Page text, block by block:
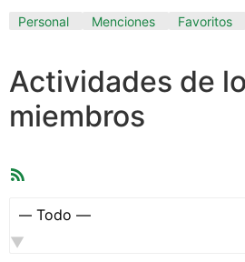
Personal Menciones Favoritos
Actividades de
miembros
Mostrar: